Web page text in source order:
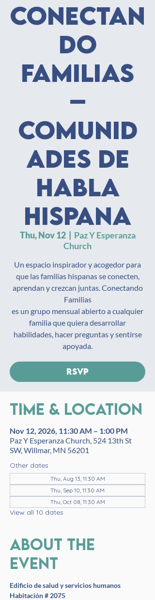
Conectan
do
familias
–
Comunid
ades de
habla
hispana
Thu, Nov 12
  |
Paz Y Esperanza
Church
Un espacio inspirador y acogedor para
que las familias hispanas se conecten,
aprendan y crezcan juntas. Conectando
Familias
es un grupo mensual abierto a cualquier
familia que quiera desarrollar
habilidades, hacer preguntas y sentirse
apoyada.
RSVP
Time & Location
Nov 12, 2026, 11:30 AM – 1:00 PM
Paz Y Esperanza Church, 524 13th St
SW, Willmar, MN 56201
Other dates
Thu, Aug 13, 11:30 AM
Thu, Sep 10, 11:30 AM
Thu, Oct 08, 11:30 AM
View all 10 dates
About the
event
Edificio de salud y servicios humanos
Habitación # 2075